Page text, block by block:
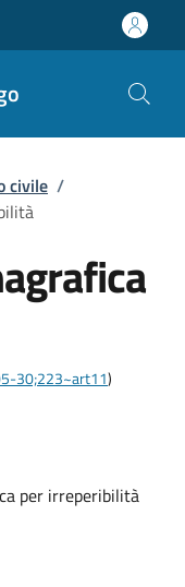
civile /
30;223~art11)
per irreperibilità